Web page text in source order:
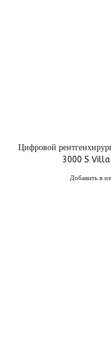
Цифровой
3000 S Villa
Добавить в